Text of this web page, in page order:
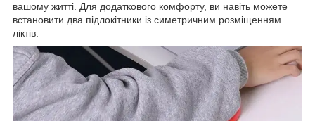
вашому житті. Для додаткового комфорту, ви навіть можете
встановити два підлокітники із симетричним розміщенням
ліктів.